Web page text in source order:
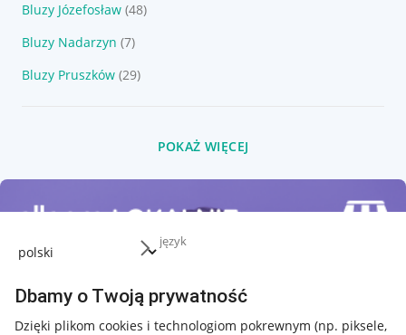
język
Dbamy o Twoją prywatność
Dzięki plikom cookies i technologiom pokrewnym (np. piksele,
Bluzy Józefosław (48)
Bluzy Nadarzyn (7)
Bluzy Pruszków (29)
POKAŻ WIĘCEJ